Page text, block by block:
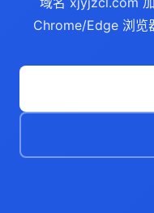
Chrome/Edge 浏览